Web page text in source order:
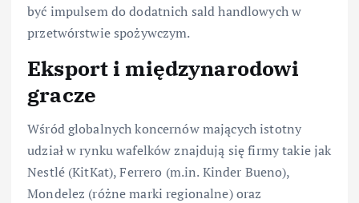
być impulsem do dodatnich sald handlowych w
przetwórstwie spożywczym.
Eksport i międzynarodowi
gracze
Wśród globalnych koncernów mających istotny
udział w rynku wafelków znajdują się firmy takie jak
Nestlé (KitKat), Ferrero (m.in. Kinder Bueno),
Mondelez (różne marki regionalne) oraz